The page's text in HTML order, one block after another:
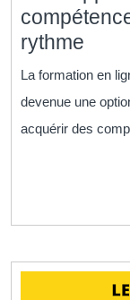
rythme
ligne
pour
des
La formation en
devenue une
acquérir des